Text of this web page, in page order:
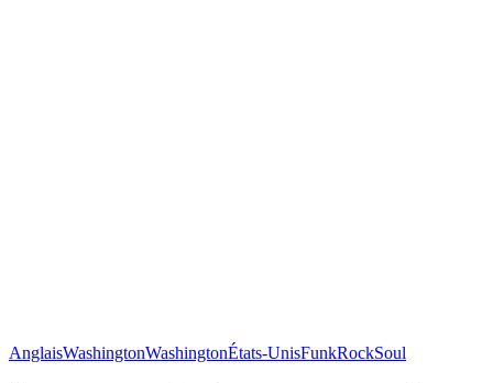
AnglaisWashingtonWashingtonÉtats-UnisFunkRockSoul